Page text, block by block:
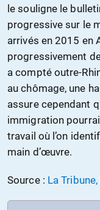
le souligne le
progressive sur le
arrivés en 2015 en
progressivement
a compté outre-
au chômage, une
assure cependant
immigration
travail où l’on
main d’œuvre.
Source : La